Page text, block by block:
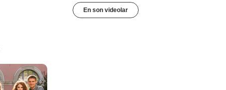
En son videolar